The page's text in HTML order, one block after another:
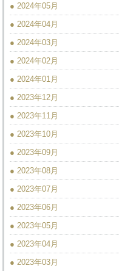
● 2024年05月
● 2024年04月
● 2024年03月
● 2024年02月
● 2024年01月
● 2023年12月
● 2023年11月
● 2023年10月
● 2023年09月
● 2023年08月
● 2023年07月
● 2023年06月
● 2023年05月
● 2023年04月
● 2023年03月